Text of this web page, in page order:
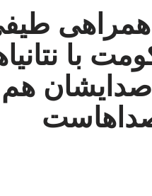
همراهی
با
هم
صداهاست